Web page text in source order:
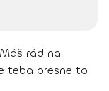
rád na
teba presne to